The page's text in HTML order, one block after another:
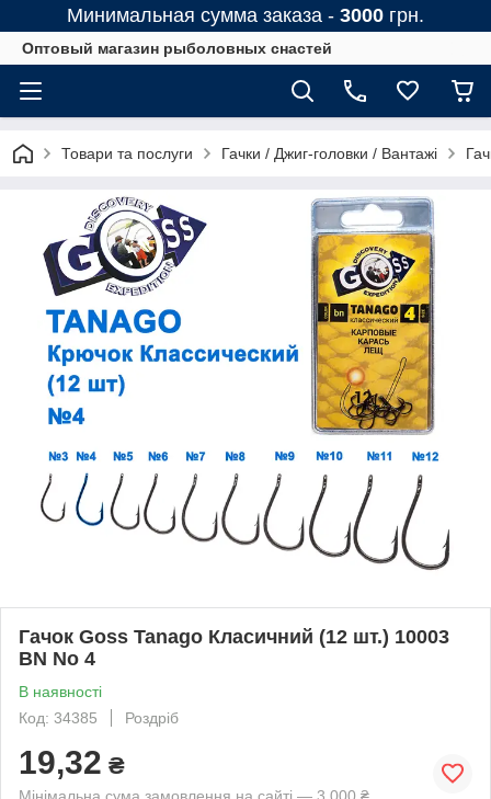
Минимальная сумма заказа - 3000 грн.
Оптовый магазин рыболовных снастей
Товари та послуги Гачки / Джиг-головки / Вантажі
Гачок Goss Tanago Класичний (12 шт.) 10003
BN No 4
В наявності
Код: 34385
Роздріб
19,32 ₴
Мінімальна сума замовлення на сайті — 3 000 ₴